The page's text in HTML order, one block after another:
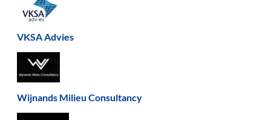
VKSA Advies
Wijnands Milieu Consultancy